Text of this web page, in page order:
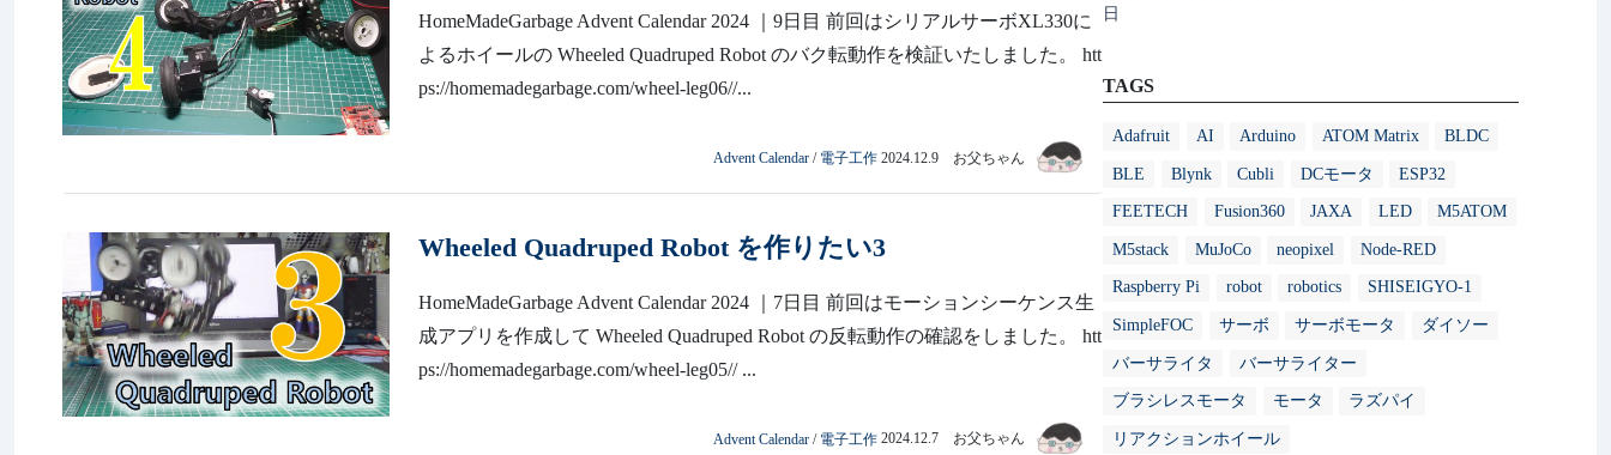
HomeMadeGarbage Advent Calendar 2024 ｜9日目 前回はシリアルサーボXL330に
よるホイールの Wheeled Quadruped Robot のバク転動作を検証いたしました。 htt
ps://homemadegarbage.com/wheel-leg06//...
Advent Calendar / 電子工作 2024.12.9 お父ちゃん
Wheeled Quadruped Robot を作りたい3
HomeMadeGarbage Advent Calendar 2024 ｜7日目 前回はモーションシーケンス生
成アプリを作成して Wheeled Quadruped Robot の反転動作の確認をしました。 htt
ps://homemadegarbage.com/wheel-leg05// ...
Advent Calendar / 電子工作 2024.12.7 お父ちゃん
日
TAGS
Adafruit AI Arduino ATOM Matrix BLDC
BLE Blynk Cubli DCモータ ESP32
FEETECH Fusion360 JAXA LED M5ATOM
M5stack MuJoCo neopixel Node-RED
Raspberry Pi robot robotics SHISEIGYO-1
SimpleFOC サーボ サーボモータ ダイソー
バーサライタ バーサライター
ブラシレスモータ モータ ラズパイ
リアクションホイール